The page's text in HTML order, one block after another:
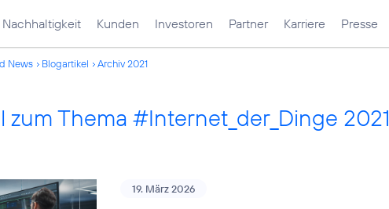
Nachhaltigkeit Kunden Investoren Partner Karriere Presse
News Blogartikel Archiv 2021
zum Thema #Internet_der_Dinge 2021
19. März 2026